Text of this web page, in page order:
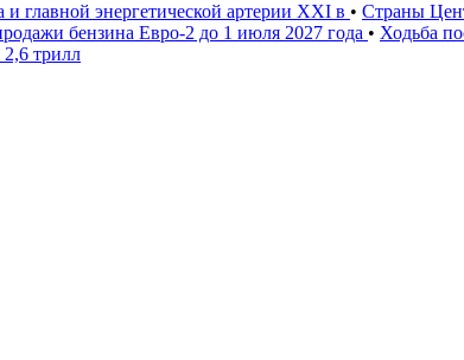
главной энергетической артерии XXI в • Страны
бензина Евро-2 до 1 июля 2027 года • Ходьба
трилл